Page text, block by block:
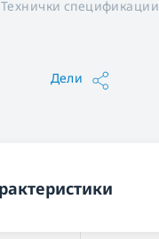
Технички спецификации
Дели